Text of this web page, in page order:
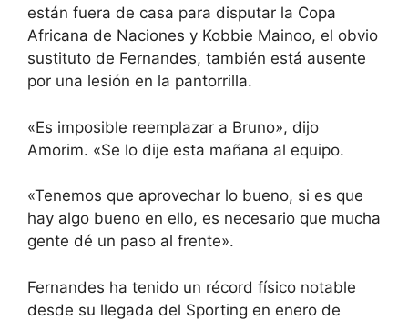
están fuera de casa para disputar la Copa
Africana de Naciones y Kobbie Mainoo, el obvio
sustituto de Fernandes, también está ausente
por una lesión en la pantorrilla.
«Es imposible reemplazar a Bruno», dijo
Amorim. «Se lo dije esta mañana al equipo.
«Tenemos que aprovechar lo bueno, si es que
hay algo bueno en ello, es necesario que mucha
gente dé un paso al frente».
Fernandes ha tenido un récord físico notable
desde su llegada del Sporting en enero de